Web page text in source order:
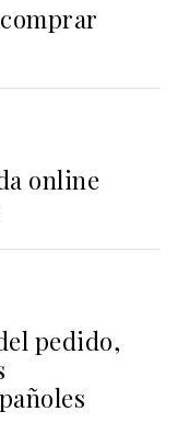
online
pedido,